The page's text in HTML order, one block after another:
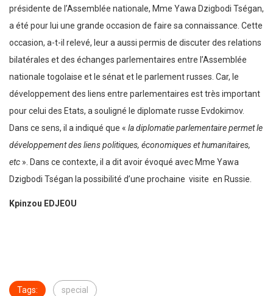
présidente de l’Assemblée nationale, Mme Yawa Dzigbodi Tségan,
a été pour lui une grande occasion de faire sa connaissance. Cette
occasion, a-t-il relevé, leur a aussi permis de discuter des relations
bilatérales et des échanges parlementaires entre l’Assemblée
nationale togolaise et le sénat et le parlement russes. Car, le
développement des liens entre parlementaires est très important
pour celui des Etats, a souligné le diplomate russe Evdokimov.
Dans ce sens, il a indiqué que « la diplomatie parlementaire permet le
développement des liens politiques, économiques et humanitaires,
etc ». Dans ce contexte, il a dit avoir évoqué avec Mme Yawa
Dzigbodi Tségan la possibilité d’une prochaine visite en Russie.
Kpinzou EDJEOU
Tags: special